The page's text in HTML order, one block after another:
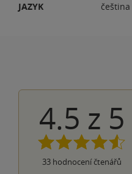
JAZYK
čeština
4.5 z 5
33hodnocení čtenářů